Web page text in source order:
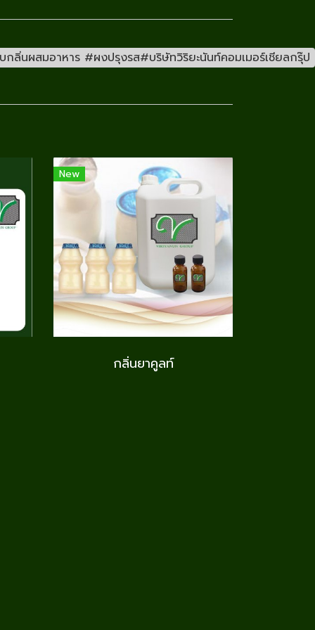
นผสมอาหาร #ผงปรุงรส#บริษัทวิริยะนันท์คอมเมอร์เชียลกรุ๊ป
New
กลิ่นยาคูลท์